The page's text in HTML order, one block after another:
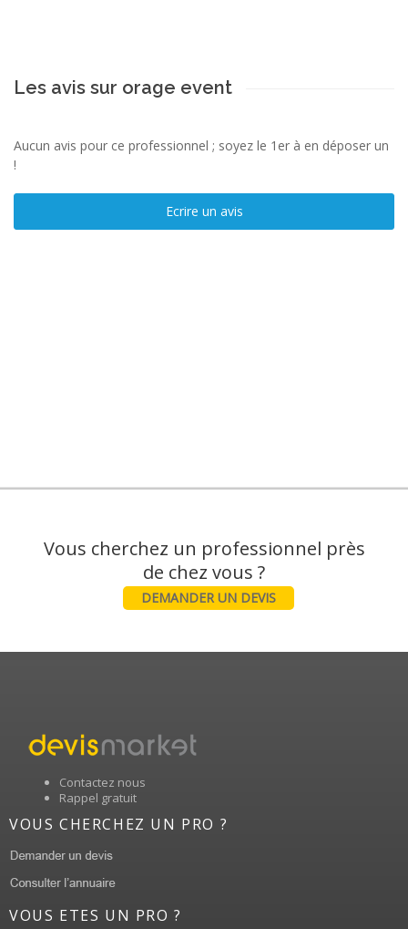
Les avis sur orage event
Aucun avis pour ce professionnel ; soyez le 1er à en déposer un
!
Ecrire un avis
Vous cherchez un professionnel près
DEMANDER UN DEVIS
Contactez nous
Rappel gratuit
VOUS CHERCHEZ UN PRO ?
VOUS ETES UN PRO ?